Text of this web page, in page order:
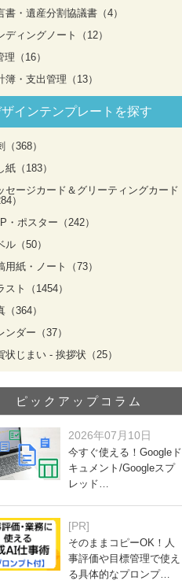
書・遺産分割協議書（4）
ディングノート（12）
理（16）
簿・支出管理（13）
ザインテンプレートを探す
（368）
紙（183）
セージカード＆グリーティングカード
）
・ポスター（242）
ル（50）
用紙・ノート（73）
スト（1454）
（364）
ンダー（37）
状じまい - 挨拶状（25）
ピックアップコラム
2026年07月10日
今すぐ使える！Googleド
キュメント/Googleスプ
レッド…
[PR]
そのままコピーOK！人
事評価や目標管理で使え
る具体的なプロンプ…